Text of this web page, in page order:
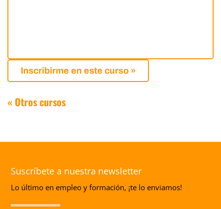
Inscribirme en este curso »
« Otros cursos
Suscríbete a nuestra newsletter
Lo último en empleo y formación, ¡te lo enviamos!